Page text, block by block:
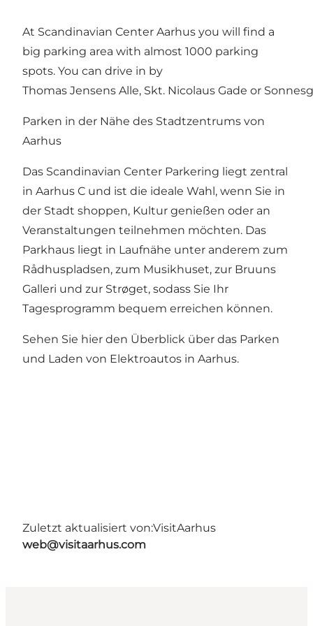
At Scandinavian Center Aarhus you will find a
big parking area with almost 1000 parking
spots. You can drive in by
Thomas Jensens Alle, Skt. Nicolaus Gade or
Parken in der Nähe des Stadtzentrums von
Aarhus
Das Scandinavian Center Parkering liegt zentral
in Aarhus C und ist die ideale Wahl, wenn Sie in
der Stadt shoppen, Kultur genießen oder an
Veranstaltungen teilnehmen möchten. Das
Parkhaus liegt in Laufnähe unter anderem zum
Rådhuspladsen, zum Musikhuset, zur Bruuns
Galleri und zur Strøget, sodass Sie Ihr
Tagesprogramm bequem erreichen können.
Sehen Sie hier den Überblick über das Parken
und Laden von Elektroautos in Aarhus.
Zuletzt aktualisiert von:VisitAarhus
web@visitaarhus.com